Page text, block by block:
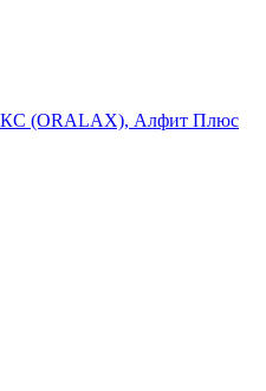
(ORALAX), Алфит Плюс